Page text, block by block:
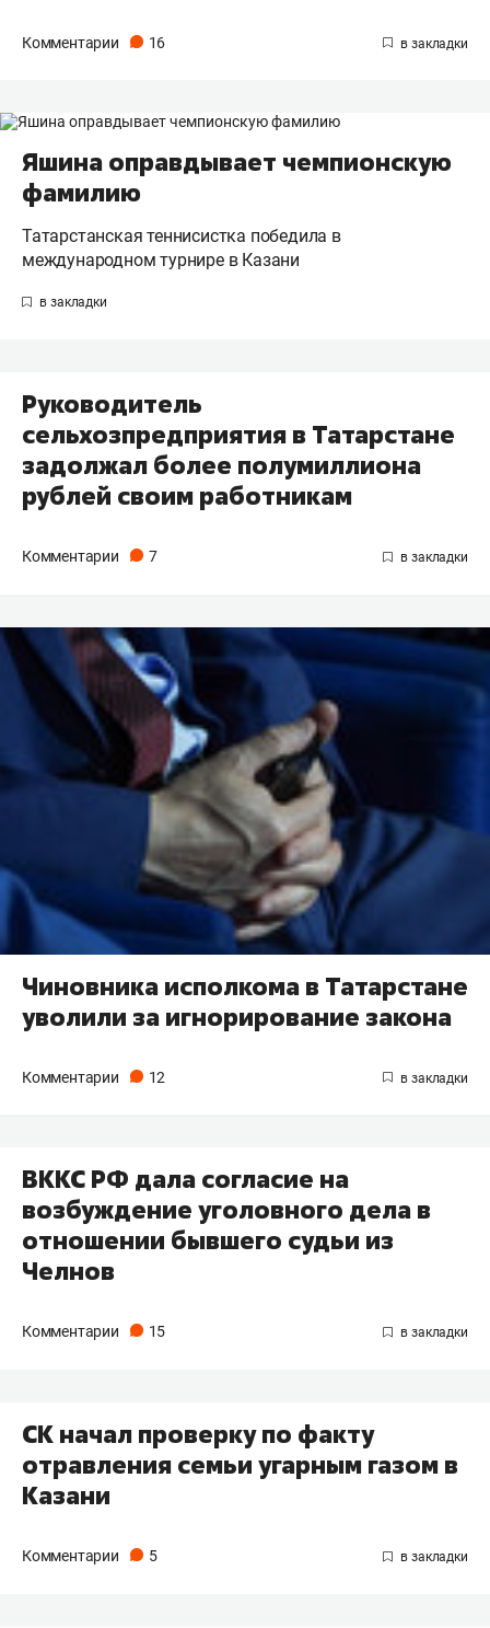
Комментарии 16
Яшина оправдывает чемпионскую
фамилию
Татарстанская теннисистка победила в
международном турнире в Казани
Руководитель
сельхозпредприятия в Татарстане
задолжал более полумиллиона
рублей своим работникам
Комментарии 7
Чиновника исполкома в Татарстане
уволили ​за игнорирование закона
Комментарии 12
ВККС РФ дала согласие на
возбуждение уголовного дела в
отношении бывшего судьи из
Челнов
Комментарии 15
СК начал проверку по факту
отравления семьи угарным газом в
Казани
Комментарии 5